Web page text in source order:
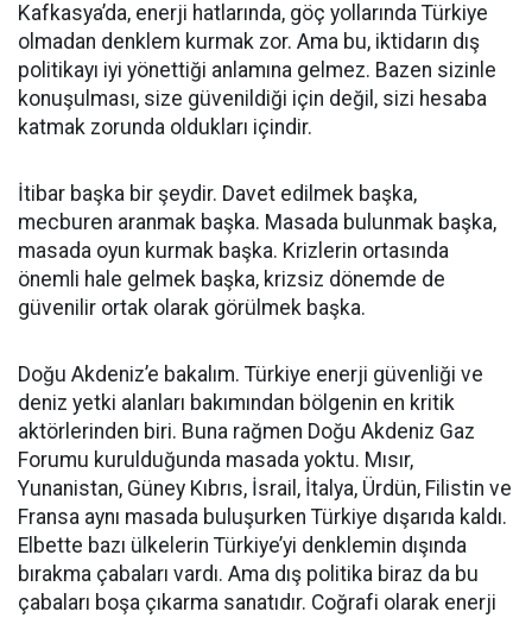
Kafkasya’da, enerji hatlarında, göç yollarında Türkiye
olmadan denklem kurmak zor. Ama bu, iktidarın dış
politikayı iyi yönettiği anlamına gelmez. Bazen sizinle
konuşulması, size güvenildiği için değil, sizi hesaba
katmak zorunda oldukları içindir.
İtibar başka bir şeydir. Davet edilmek başka,
mecburen aranmak başka. Masada bulunmak başka,
masada oyun kurmak başka. Krizlerin ortasında
önemli hale gelmek başka, krizsiz dönemde de
güvenilir ortak olarak görülmek başka.
Doğu Akdeniz’e bakalım. Türkiye enerji güvenliği ve
deniz yetki alanları bakımından bölgenin en kritik
aktörlerinden biri. Buna rağmen Doğu Akdeniz Gaz
Forumu kurulduğunda masada yoktu. Mısır,
Yunanistan, Güney Kıbrıs, İsrail, İtalya, Ürdün, Filistin ve
Fransa aynı masada buluşurken Türkiye dışarıda kaldı.
Elbette bazı ülkelerin Türkiye’yi denklemin dışında
bırakma çabaları vardı. Ama dış politika biraz da bu
çabaları boşa çıkarma sanatıdır. Coğrafi olarak enerji